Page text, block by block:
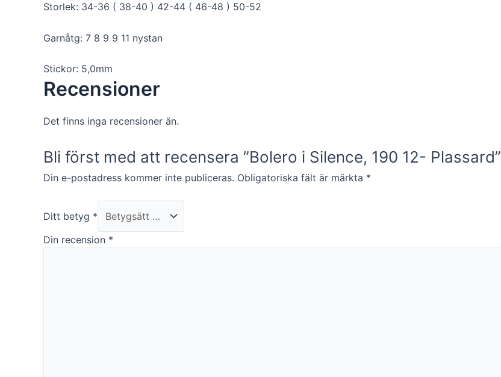
Storlek: 34-36 ( 38-40 ) 42-44 ( 46-48 ) 50-52
Garnåtg: 7 8 9 9 11 nystan
Stickor: 5,0mm
Recensioner
Det finns inga recensioner än.
Bli först med att recensera ”Bolero i Silence, 190 12- Plassard”
Din e-postadress kommer inte publiceras. Obligatoriska fält är märkta *
Ditt betyg *
Din recension *
hemsidans
funktionalitet
uppbyggnad,
hur hemsidan
Upplevelse
prestera så
möjligt under
ditt besök.